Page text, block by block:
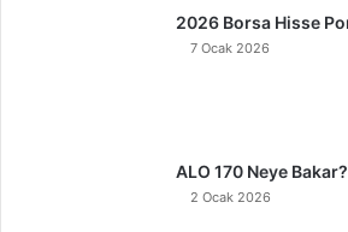
2026 Borsa Hisse
7 Ocak 2026
ALO 170 Neye Bakar?
2 Ocak 2026